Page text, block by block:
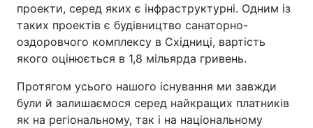
проекти, серед яких є інфраструктурні. Одним із
таких проектів є будівництво санаторно-
оздоровчого комплексу в Східниці, вартість
якого оцінюється в 1,8 мільярда гривень.
Протягом усього нашого існування ми завжди
були й залишаємося серед найкращих платників
як на регіональному, так і на національному